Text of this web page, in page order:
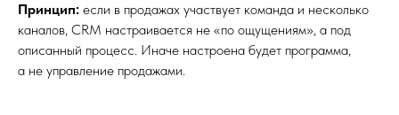
Принцип: если в продажах участвует команда и несколько
каналов, CRM настраивается не «по ощущениям», а под
описанный процесс. Иначе настроена будет программа,
а не управление продажами.